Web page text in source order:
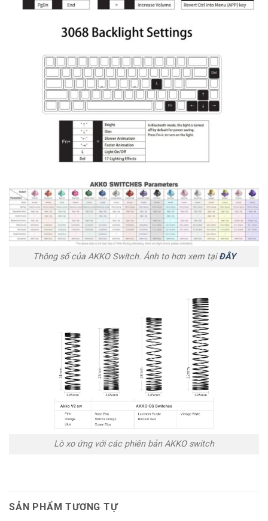
Thông số của AKKO Switch. Ảnh to hơn xem tạiĐÂY
Lò xo ứng với các phiên bản AKKO switch
SẢN PHẨM TƯƠNG TỰ